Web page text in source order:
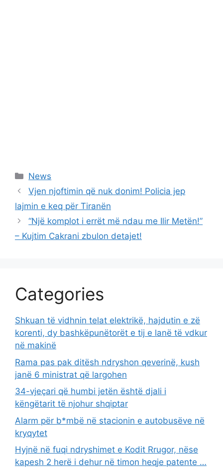
Categories
News
Vjen njoftimin që nuk donim! Policia jep
lajmin e keq për Tiranën
“Një komplot i errët më ndau me Ilir Metën!”
– Kujtim Cakrani zbulon detajet!
Categories
Shkuan të vidhnin telat elektrikë, hajdutin e zë
korenti, dy bashkëpunëtorët e tij e lanë të vdkur
në makinë
Rama pas pak ditësh ndryshon qeverinë, kush
janë 6 ministrat që largohen
34-vjeçari që humbi jetën është djali i
këngëtarit të njohur shqiptar
Alarm për b*mbë në stacionin e autobusëve në
kryqytet
Hyjnë në fuqi ndryshimet e Kodit Rrugor, nëse
kapesh 2 herë i dehur në timon heqje patente …